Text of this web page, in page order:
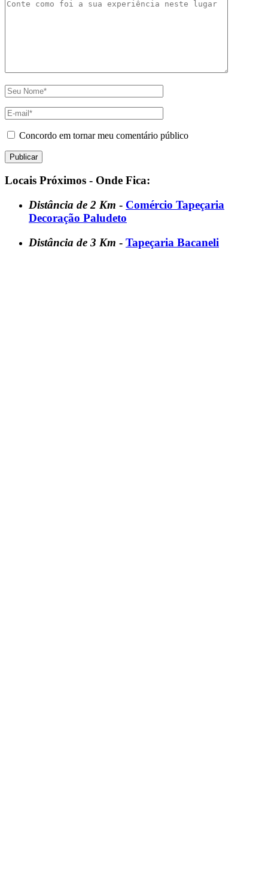
Concordo em tornar meu comentário público
Locais Próximos - Onde Fica:
Distância de 2 Km - Comércio Tapeçaria
Decoração Paludeto
Distância de 3 Km - Tapeçaria Bacaneli